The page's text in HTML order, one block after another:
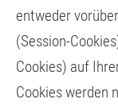
entweder
(Session-
Cookies) auf
Cookies werden